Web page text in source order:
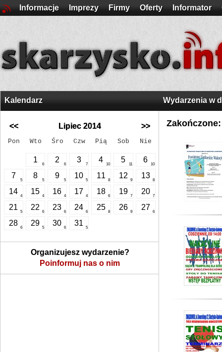
Informacje Imprezy Firmy Oferty Informator
Kalendarz
<< Lipiec 2014 >>
Pon Wto Śro Czw Pią Sob Nie
1
6
2
6
3
7
4
10
5
11
6
10
7
5
8
5
9
5
10
5
11
8
12
9
13
8
14
4
15
4
16
4
17
4
18
6
19
7
20
7
21
5
22
6
23
6
24
6
25
8
26
9
27
6
28
6
29
5
30
6
31
5
Organizujesz wydarzenie?
Poinformuj nas o nim
Wydarzenia w
Zakończone: